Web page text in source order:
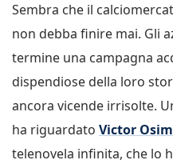
Sembra che il
non debba finire mai. Gli
termine una campagna
dispendiose della loro
ancora vicende irrisolte.
ha riguardato Victor
telenovela infinita, che lo